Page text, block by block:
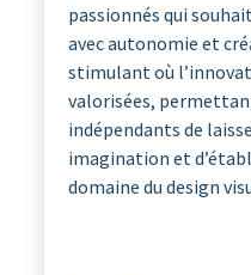
passionnés qui
avec autonomie et
stimulant où
valorisées,
indépendants de
imagination et
domaine du design